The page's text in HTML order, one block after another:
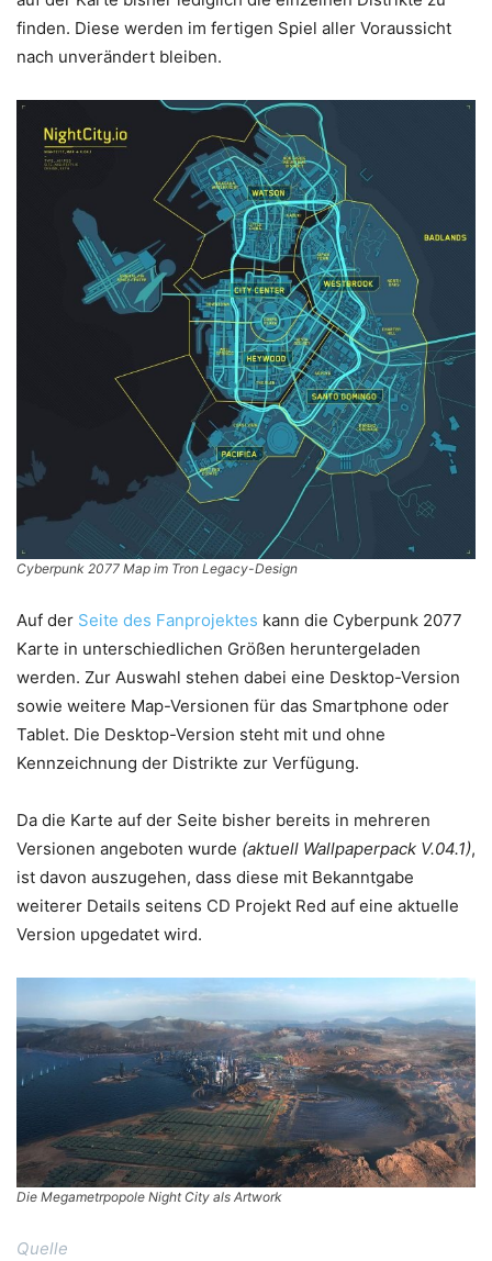
finden. Diese werden im fertigen Spiel aller Voraussicht
nach unverändert bleiben.
Cyberpunk 2077 Map im Tron Legacy-Design
Auf der Seite des Fanprojektes kann die Cyberpunk 2077
Karte in unterschiedlichen Größen heruntergeladen
werden. Zur Auswahl stehen dabei eine Desktop-Version
sowie weitere Map-Versionen für das Smartphone oder
Tablet. Die Desktop-Version steht mit und ohne
Kennzeichnung der Distrikte zur Verfügung.
Da die Karte auf der Seite bisher bereits in mehreren
Versionen angeboten wurde (aktuell Wallpaperpack V.04.1),
ist davon auszugehen, dass diese mit Bekanntgabe
weiterer Details seitens CD Projekt Red auf eine aktuelle
Version upgedatet wird.
Die Megametrpopole Night City als Artwork
Quelle